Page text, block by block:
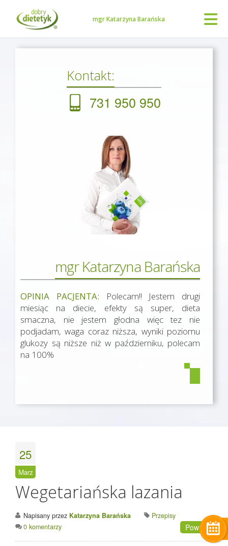
mgr Katarzyna Barańska
Kontakt:
731 950 950
mgr Katarzyna Barańska
OPINIA PACJENTA: Polecam!! Jestem drugi
miesiąc na diecie, efekty są super, dieta
smaczna, nie jestem głodna więc tez nie
podjadam, waga coraz niższa, wyniki poziomu
glukozy są niższe niż w październiku, polecam
na 100%
25
Marz
Wegetariańska lazania
Napisany przez Katarzyna Barańska
Przepisy
0 komentarzy
Powrót